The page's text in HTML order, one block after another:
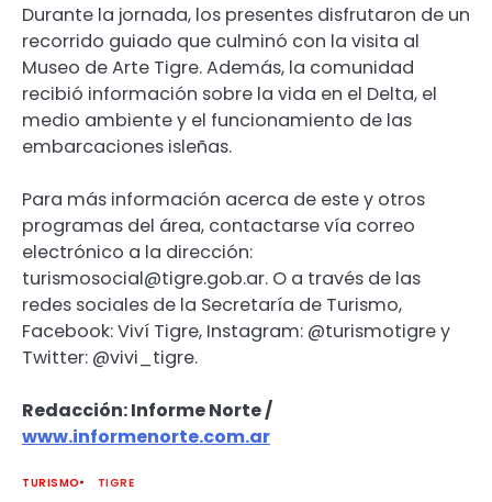
Durante la jornada, los presentes disfrutaron de un
recorrido guiado que culminó con la visita al
Museo de Arte Tigre. Además, la comunidad
recibió información sobre la vida en el Delta, el
medio ambiente y el funcionamiento de las
embarcaciones isleñas.
Para más información acerca de este y otros
programas del área, contactarse vía correo
electrónico a la dirección:
turismosocial@tigre.gob.ar. O a través de las
redes sociales de la Secretaría de Turismo,
Facebook: Viví Tigre, Instagram: @turismotigre y
Twitter: @vivi_tigre.
Redacción: Informe Norte /
www.informenorte.com.ar
TURISMO
TIGRE